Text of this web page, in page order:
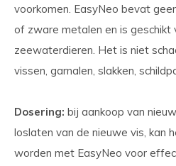
voorkomen. EasyNeo bevat
of zware metalen en is geschikt
zeewaterdieren. Het is niet
vissen, garnalen, slakken,
Dosering: bij aankoop van
loslaten van de nieuwe vis, kan
worden met EasyNeo voor